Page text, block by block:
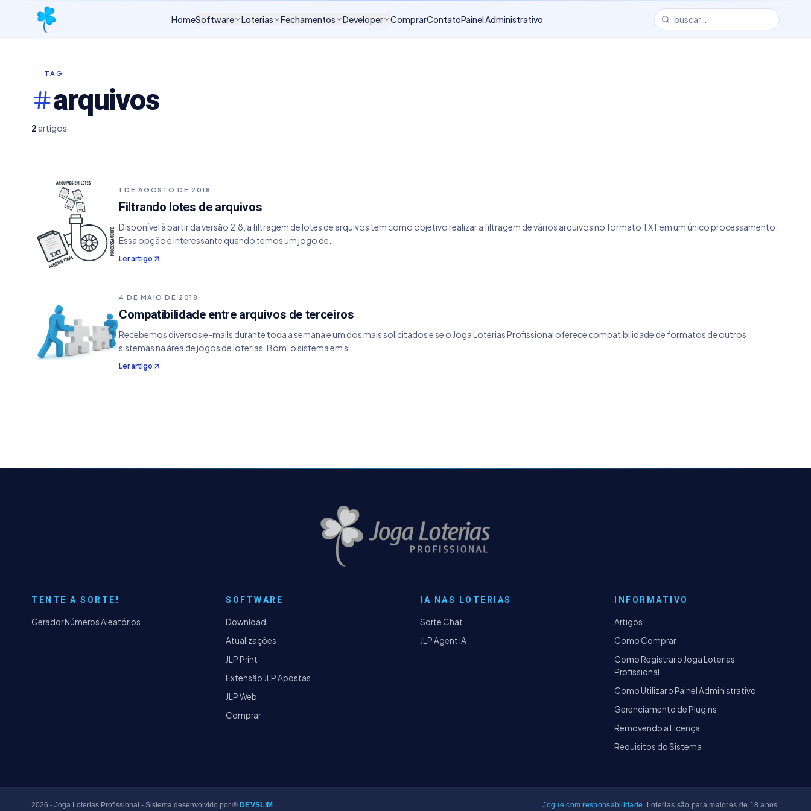
HomeSoftware Loterias Fechamentos Developer ComprarContatoPainel Administrativo
TAG
arquivos
2 artigos
1 DE AGOSTO DE 2018
Filtrando lotes de arquivos
Disponível à partir da versão 2.8, a filtragem de lotes de arquivos tem como objetivo realizar a filtragem de vários arquivos no formato TXT em um único processamento.
Essa opção é interessante quando temos um jogo de…
Ler artigo
4 DE MAIO DE 2018
Compatibilidade entre arquivos de terceiros
Recebemos diversos e-mails durante toda a semana e um dos mais solicitados e se o Joga Loterias Profissional oferece compatibilidade de formatos de outros
sistemas na área de jogos de loterias. Bom, o sistema em si…
Ler artigo
TENTE A SORTE!
Gerador Números Aleatórios
SOFTWARE
Download
Atualizações
JLP Print
Extensão JLP Apostas
JLP Web
Comprar
IA NAS LOTERIAS
Sorte Chat
JLP Agent IA
INFORMATIVO
Artigos
Como Comprar
Como Registrar o Joga Loterias
Profissional
Como Utilizar o Painel Administrativo
Gerenciamento de Plugins
Removendo a Licença
Requisitos do Sistema
2026 - Joga Loterias Profissional - Sistema desenvolvido por ® DEVSLIM Jogue com responsabilidade. Loterias são para maiores de 18 anos.